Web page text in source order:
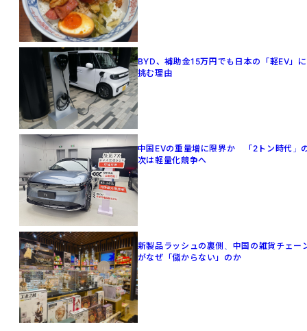
BYD、補助金15万円でも日本の「軽EV」に
挑む理由
中国EVの重量増に限界か 「2トン時代」
次は軽量化競争へ
新製品ラッシュの裏側、中国の雑貨チェー
がなぜ「儲からない」のか